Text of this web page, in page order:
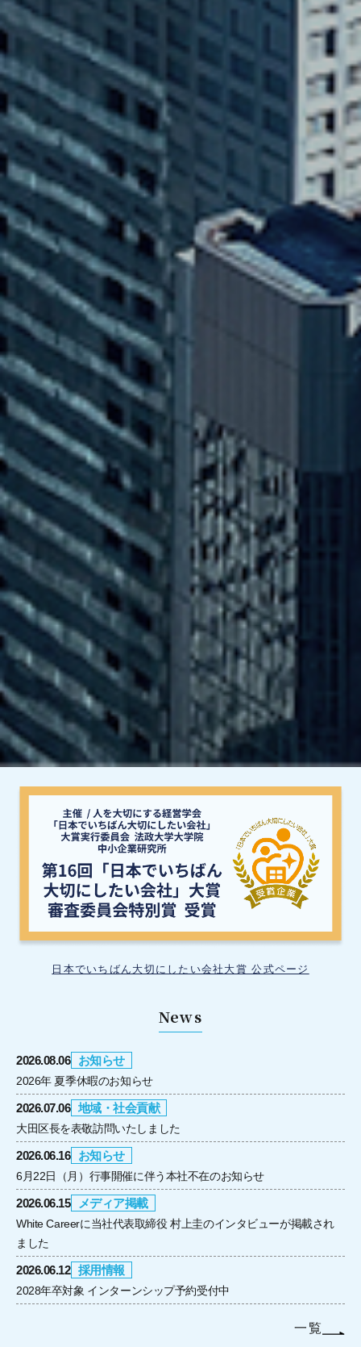
日本でいちばん大切にしたい会社大賞 公式ページ
News
2026.08.06 お知らせ
2026年 夏季休暇のお知らせ
2026.07.06 地域・社会貢献
大田区長を表敬訪問いたしました
2026.06.16 お知らせ
6月22日（月）行事開催に伴う本社不在のお知らせ
2026.06.15 メディア掲載
White Careerに当社代表取締役 村上圭のインタビューが掲載され
ました
2026.06.12 採用情報
2028年卒対象 インターンシップ予約受付中
一覧